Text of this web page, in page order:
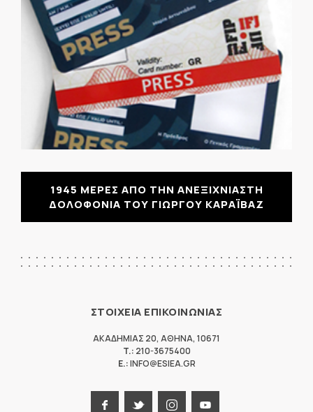
1945 ΜΕΡΕΣ ΑΠΟ ΤΗΝ ΑΝΕΞΙΧΝΙΑΣΤΗ
ΔΟΛΟΦΟΝΙΑ ΤΟΥ ΓΙΩΡΓΟΥ ΚΑΡΑΪΒΑΖ
ΣΤΟΙΧΕΙΑ ΕΠΙΚΟΙΝΩΝΙΑΣ
ΑΚΑΔΗΜΙΑΣ 20, ΑΘΗΝΑ, 10671
T.: 210-3675400
E.:INFO@ESIEA.GR